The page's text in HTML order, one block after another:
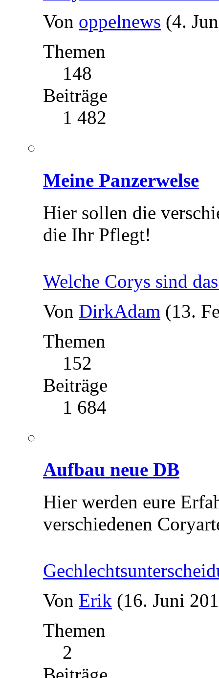
Von oppelnews (4.
Themen
148
Beiträge
1 482
Meine Panzerwelse
Hier sollen die
die Ihr Pflegt!
Welche Corys sind
Von DirkAdam (13.
Themen
152
Beiträge
1 684
Aufbau neue DB
Hier werden eure
verschiedenen
Von Erik (16. Juni
Themen
2